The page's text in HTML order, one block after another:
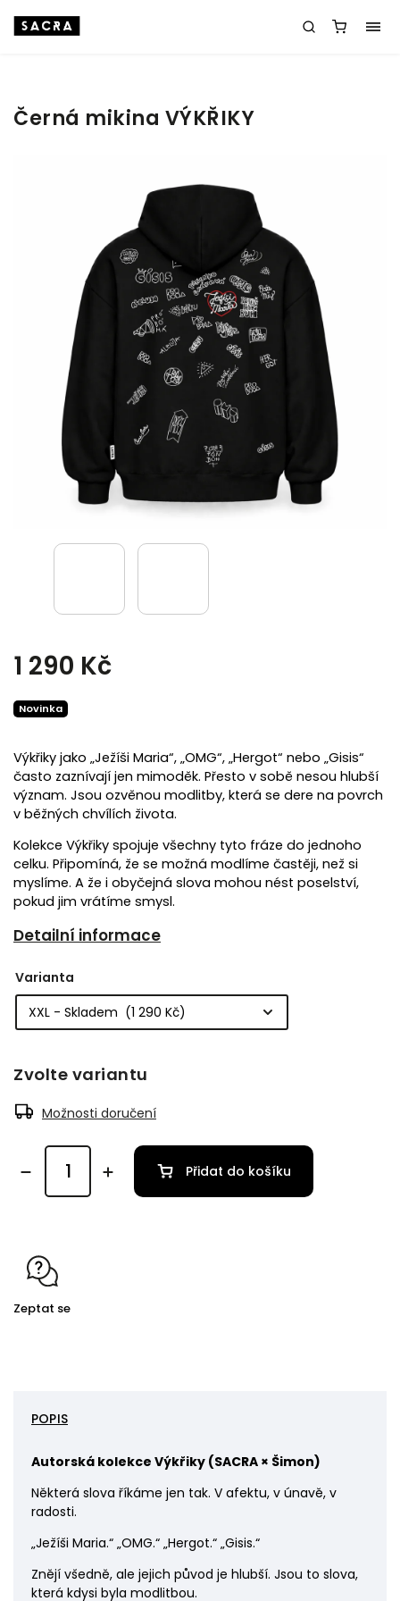
Černá mikina VÝKŘIKY
1 290 Kč
Výkřiky jako „Ježíši Maria“, „OMG“, „Hergot“ nebo „Gisis“
často zaznívají jen mimoděk. Přesto v sobě nesou hlubší
význam. Jsou ozvěnou modlitby, která se dere na povrch
v běžných chvílích života.
Kolekce Výkřiky spojuje všechny tyto fráze do jednoho
celku. Připomíná, že se možná modlíme častěji, než si
myslíme. A že i obyčejná slova mohou nést poselství,
pokud jim vrátíme smysl.
Detailní informace
Novinka
Varianta
Zvolte variantu
Možnosti doručení
Přidat do košíku
Zeptat se
POPIS
Autorská kolekce Výkřiky (SACRA × Šimon)
Některá slova říkáme jen tak. V afektu, v únavě, v
radosti.
„Ježíši Maria.“ „OMG.“ „Hergot.“ „Gisis.“
Znějí všedně, ale jejich původ je hlubší. Jsou to slova,
která kdysi byla modlitbou.